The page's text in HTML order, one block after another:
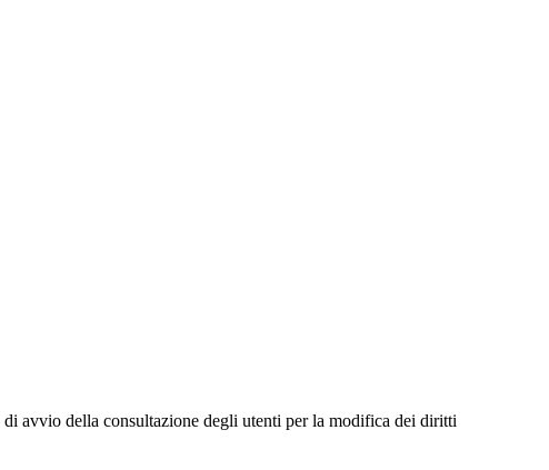
avvio della consultazione degli utenti per la modifica dei diritti